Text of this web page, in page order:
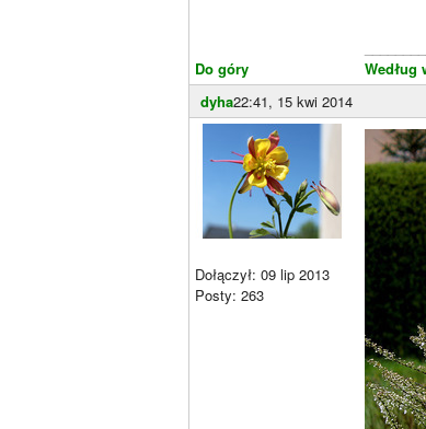
Do góry
Według
dyha22:41, 15 kwi 2014
Dołączył: 09 lip 2013
Posty: 263